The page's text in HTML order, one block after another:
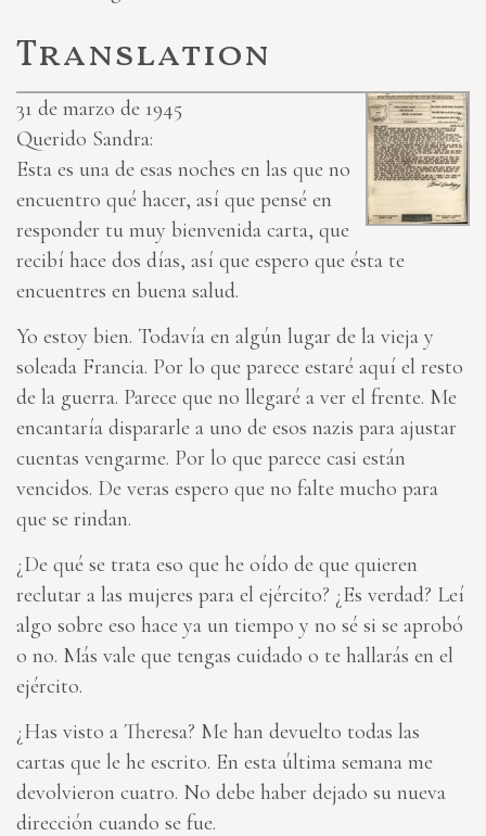
Translation
31 de marzo de 1945
Querido Sandra:
Esta es una de esas noches en las que no
encuentro qué hacer, así que pensé en
responder tu muy bienvenida carta, que
recibí hace dos días, así que espero que ésta te
encuentres en buena salud.
Yo estoy bien. Todavía en algún lugar de la vieja y
soleada Francia. Por lo que parece estaré aquí el resto
de la guerra. Parece que no llegaré a ver el frente. Me
encantaría dispararle a uno de esos nazis para ajustar
cuentas vengarme. Por lo que parece casi están
vencidos. De veras espero que no falte mucho para
que se rindan.
¿De qué se trata eso que he oído de que quieren
reclutar a las mujeres para el ejército? ¿Es verdad? Leí
algo sobre eso hace ya un tiempo y no sé si se aprobó
o no. Más vale que tengas cuidado o te hallarás en el
ejército.
¿Has visto a Theresa? Me han devuelto todas las
cartas que le he escrito. En esta última semana me
devolvieron cuatro. No debe haber dejado su nueva
dirección cuando se fue.